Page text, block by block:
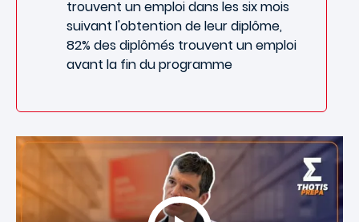
trouvent un emploi dans les six mois
suivant l'obtention de leur diplôme,
82% des diplômés trouvent un emploi
avant la fin du programme